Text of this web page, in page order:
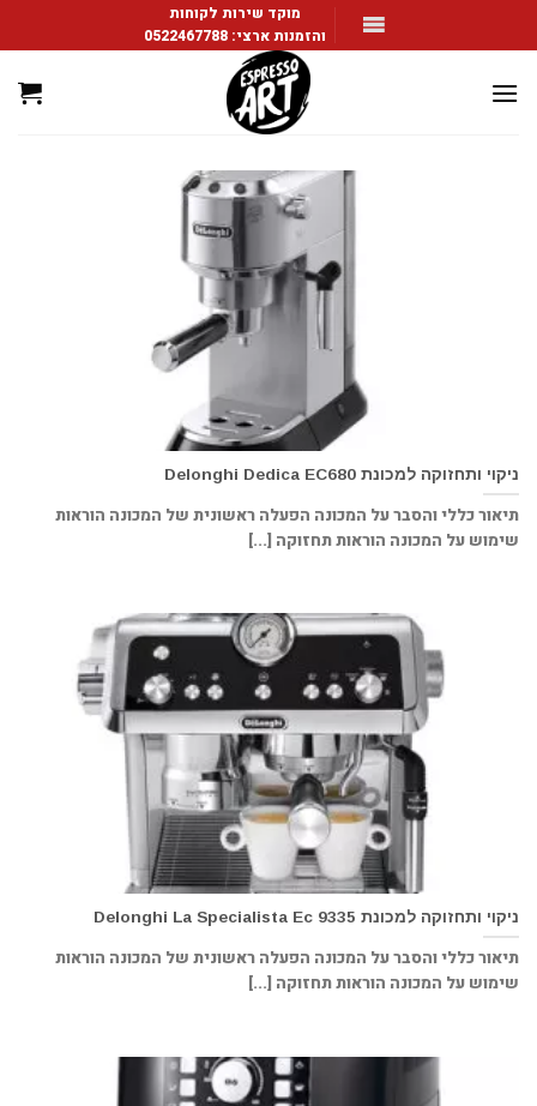
to
מוקד שירות לקוחות
והזמנות ארצי:0522467788
ניקוי ותחזוקה למכונת Delonghi Dedica EC680
תיאור כללי והסבר על המכונה הפעלה ראשונית של המכונה הוראות
שימוש על המכונה הוראות תחזוקה [...]
ניקוי ותחזוקה למכונת Delonghi La Specialista Ec 9335
תיאור כללי והסבר על המכונה הפעלה ראשונית של המכונה הוראות
שימוש על המכונה הוראות תחזוקה [...]